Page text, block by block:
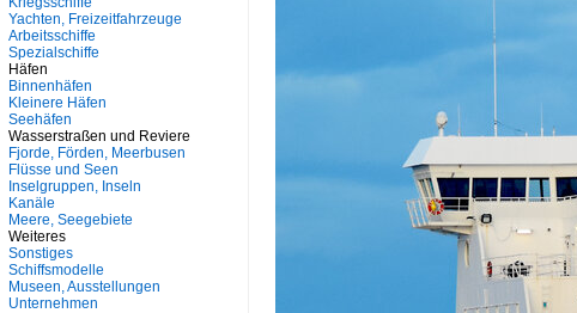
Yachten, Freizeitfahrzeuge
Arbeitsschiffe
Spezialschiffe
Häfen
Binnenhäfen
Kleinere Häfen
Seehäfen
Wasserstraßen und Reviere
Fjorde, Förden, Meerbusen
Flüsse und Seen
Inselgruppen, Inseln
Kanäle
Meere, Seegebiete
Weiteres
Sonstiges
Schiffsmodelle
Museen, Ausstellungen
Unternehmen